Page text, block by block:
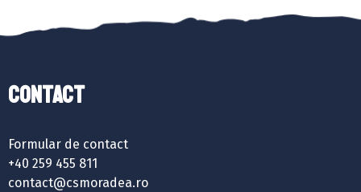
Contact
Formular de contact
+40 259 455 811
contact@csmoradea.ro